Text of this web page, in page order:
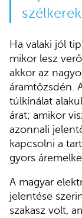
Ha valaki jól
mikor lesz
akkor az
áramtőzsdén.
túlkínálat
árat; amikor
azonnali
kapcsolni a
gyors
A magyar
jelentése
szakasz volt,